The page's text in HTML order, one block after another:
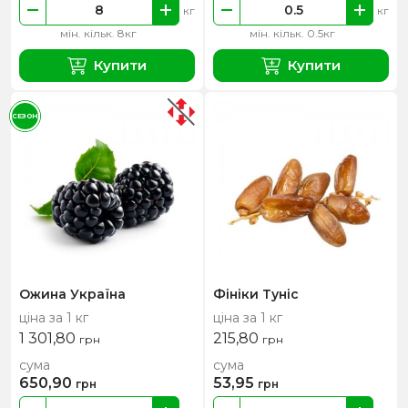
мін. кільк. 8кг
кг
Купити
мін. кільк. 0.5кг
кг
Купити
Ожина Україна
ціна за 1 кг
1 301,80 грн
сума
650,90 грн
СЕЗОН
Фініки Туніс
ціна за 1 кг
215,80 грн
сума
53,95 грн